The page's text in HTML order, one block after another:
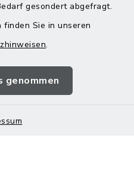
gesondert abgefragt.
Sie in unseren
.
genommen